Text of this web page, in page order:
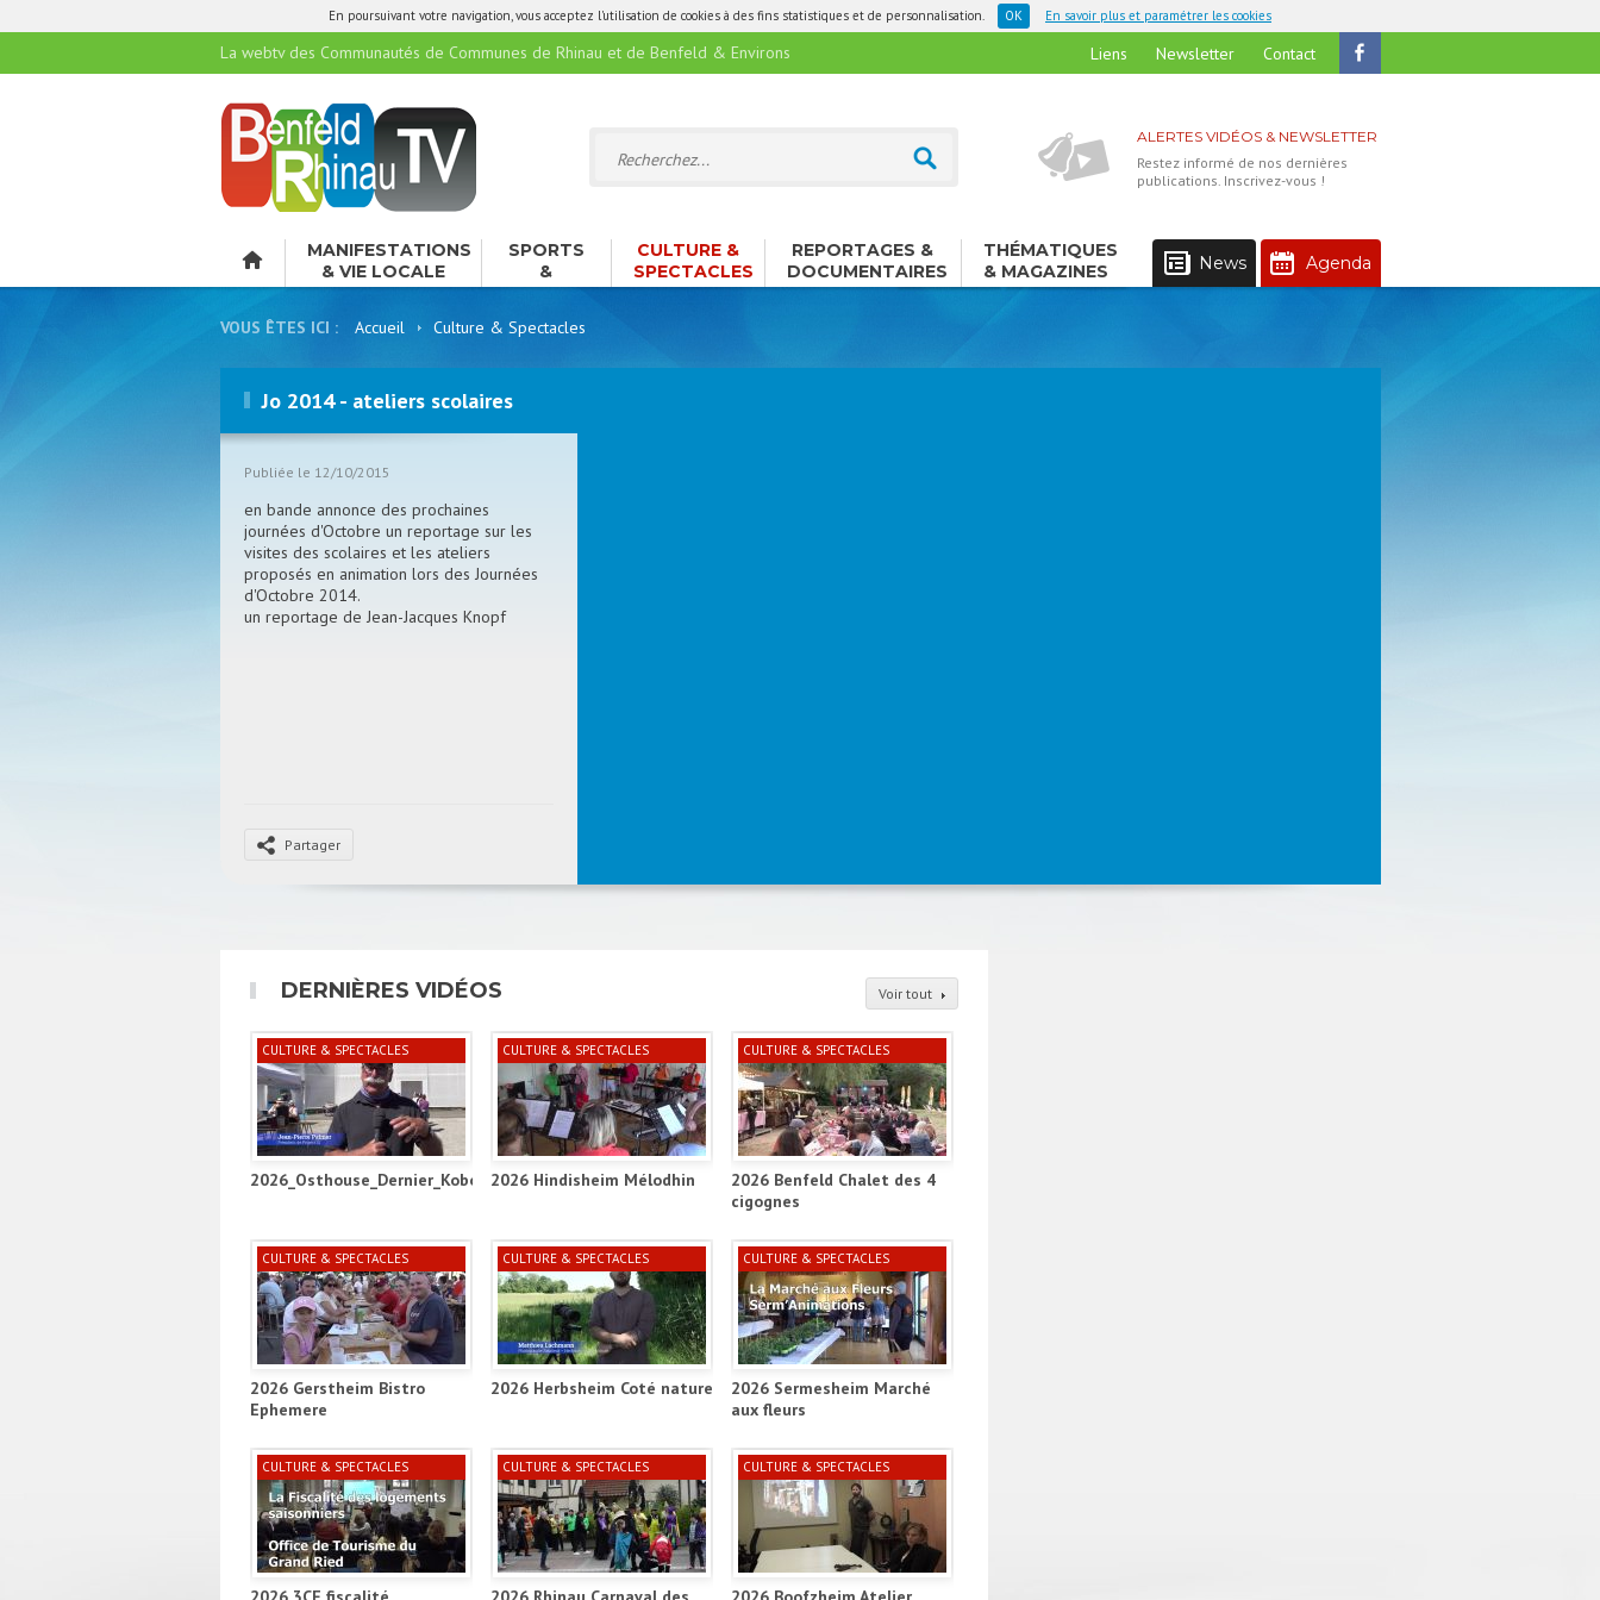
En poursuivant votre navigation, vous acceptez l'utilisation de cookies à des fins statistiques et de personnalisation. En savoir plus et paramétrer les cookies
La webtv des Communautés de Communes de Rhinau et de Benfeld & Environs Liens Newsletter Contact
ALERTES VIDÉOS & NEWSLETTER
Restez informé de nos dernières
publications. Inscrivez-vous !
MANIFESTATIONS
& VIE LOCALE
SPORTS
&
LOISIRS
CULTURE &
SPECTACLES
REPORTAGES &
DOCUMENTAIRES
THÉMATIQUES
& MAGAZINES
News Agenda
VOUS ÊTES ICI : Accueil Culture & Spectacles
Jo 2014 - ateliers scolaires
Publiée le 12/10/2015
en bande annonce des prochaines
journées d'Octobre un reportage sur les
visites des scolaires et les ateliers
proposés en animation lors des Journées
d'Octobre 2014.
un reportage de Jean-Jacques Knopf
Partager
DERNIÈRES VIDÉOS Voir tout
CULTURE & SPECTACLES
2026_Osthouse_Dernier_Kobold_Project_ill
CULTURE & SPECTACLES
2026 Hindisheim Mélodhin
CULTURE & SPECTACLES
2026 Benfeld Chalet des 4
cigognes
CULTURE & SPECTACLES
2026 Gerstheim Bistro
Ephemere
CULTURE & SPECTACLES
2026 Herbsheim Coté nature
CULTURE & SPECTACLES
2026 Sermesheim Marché
aux fleurs
CULTURE & SPECTACLES CULTURE & SPECTACLES CULTURE & SPECTACLES